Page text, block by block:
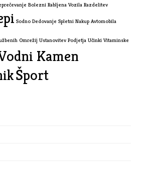
Bolezni Rabljena Vozila Razdelitev
Sodno Dedovanje Spletni Nakup Avtomobila
Omrežij Ustanovitev Podjetja Učinki Vitaminske
Kamen
Šport